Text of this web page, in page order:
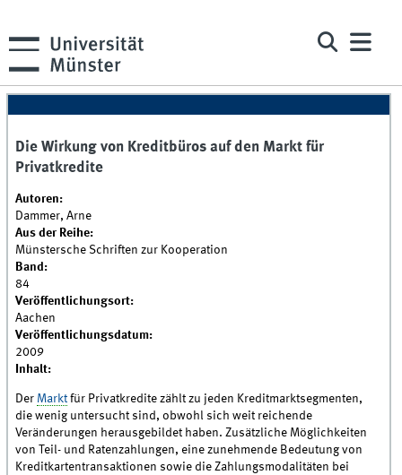
Die Wirkung von Kreditbüros auf den Markt für
Privatkredite
Autoren:
Dammer, Arne
Aus der Reihe:
Münstersche Schriften zur Kooperation
Band:
84
Veröffentlichungsort:
Aachen
Veröffentlichungsdatum:
2009
Inhalt:
Der Markt für Privatkredite zählt zu jeden Kreditmarktsegmenten,
die wenig untersucht sind, obwohl sich weit reichende
Veränderungen herausgebildet haben. Zusätzliche Möglichkeiten
von Teil- und Ratenzahlungen, eine zunehmende Bedeutung von
Kreditkartentransaktionen sowie die Zahlungsmodalitäten bei